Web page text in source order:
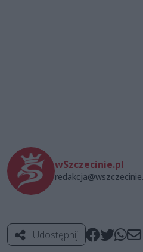
wSzczecinie.pl
Udostępnij